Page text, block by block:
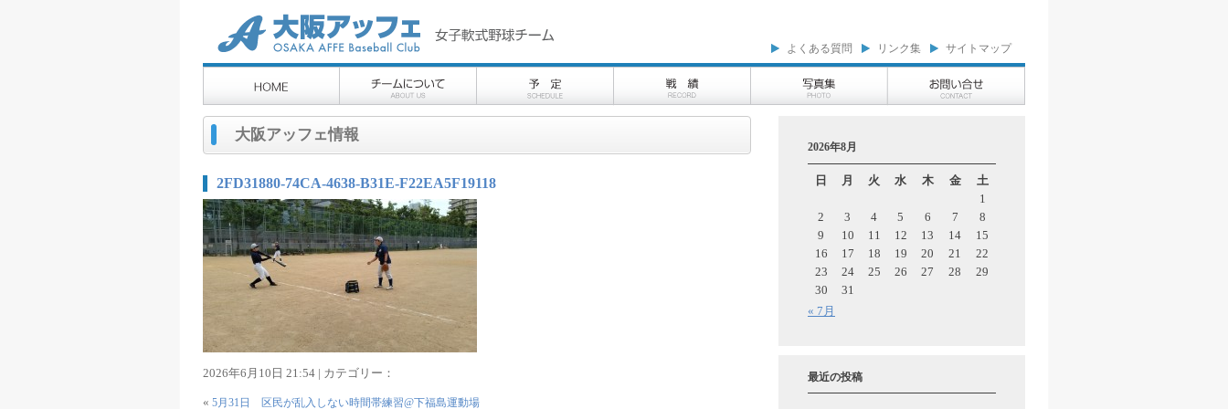
よくある質問 リンク集 サイトマップ
大阪アッフェ情報
2FD31880-74CA-4638-B31E-F22EA5F19118
2026年6月10日 21:54 | カテゴリー：
« 5月31日 区民が乱入しない時間帯練習@下福島運動場
2026年8月
日 月 火 水 木 金 土
« 7月
1
2
3 4 5 6 7
8
9
10 11 12 13 14
15
16
17 18 19 20 21
22
23
24 25 26 27 28
29
30
31
最近の投稿